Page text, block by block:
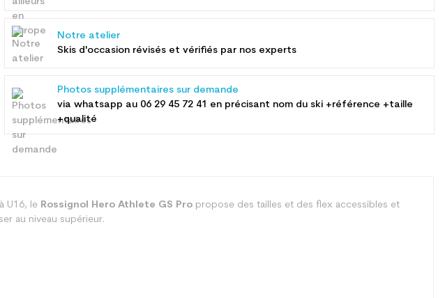
Notre atelier
Skis d'occasion révisés et vérifiés par nos experts
Photos supplémentaires sur demande
via whatsapp au 06 29 45 72 41 en précisant nom du ski +référence +taille
+qualité
U16, le Rossignol Hero Athlete GS Propropose des tailles et des flex accessibles et
au niveau supérieur.